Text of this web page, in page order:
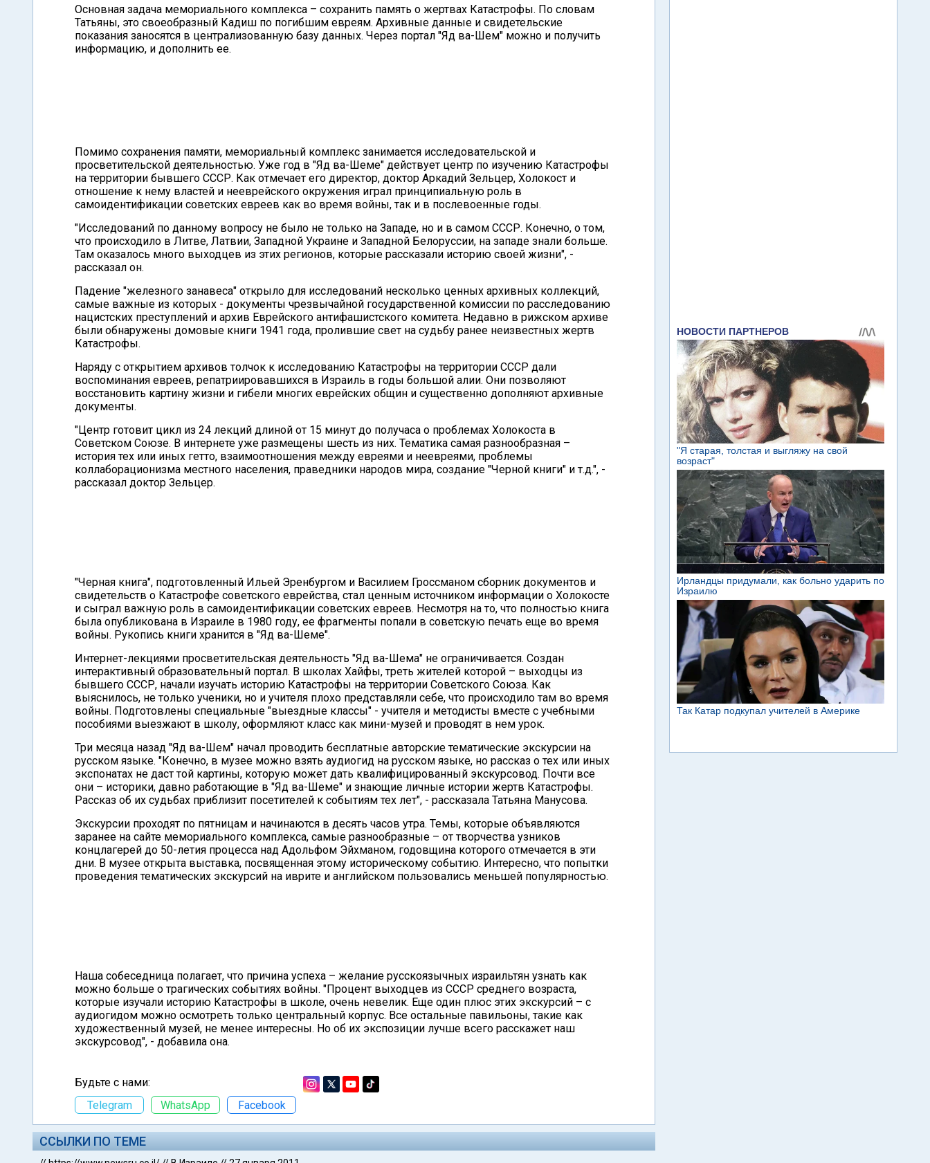
Основная задача мемориального комплекса – сохранить память о жертвах Катастрофы. По словам
Татьяны, это своеобразный Кадиш по погибшим евреям. Архивные данные и свидетельские
показания заносятся в централизованную базу данных. Через портал "Яд ва-Шем" можно и получить
информацию, и дополнить ее.
Помимо сохранения памяти, мемориальный комплекс занимается исследовательской и
просветительской деятельностью. Уже год в "Яд ва-Шеме" действует центр по изучению Катастрофы
на территории бывшего СССР. Как отмечает его директор, доктор Аркадий Зельцер, Холокост и
отношение к нему властей и нееврейского окружения играл принципиальную роль в
самоидентификации советских евреев как во время войны, так и в послевоенные годы.
"Исследований по данному вопросу не было не только на Западе, но и в самом СССР. Конечно, о том,
что происходило в Литве, Латвии, Западной Украине и Западной Белоруссии, на западе знали больше.
Там оказалось много выходцев из этих регионов, которые рассказали историю своей жизни", -
рассказал он.
Падение "железного занавеса" открыло для исследований несколько ценных архивных коллекций,
самые важные из которых - документы чрезвычайной государственной комиссии по расследованию
нацистских преступлений и архив Еврейского антифашистского комитета. Недавно в рижском архиве
были обнаружены домовые книги 1941 года, пролившие свет на судьбу ранее неизвестных жертв
Катастрофы.
Наряду с открытием архивов толчок к исследованию Катастрофы на территории СССР дали
воспоминания евреев, репатриировавшихся в Израиль в годы большой алии. Они позволяют
восстановить картину жизни и гибели многих еврейских общин и существенно дополняют архивные
документы.
"Центр готовит цикл из 24 лекций длиной от 15 минут до получаса о проблемах Холокоста в
Советском Союзе. В интернете уже размещены шесть из них. Тематика самая разнообразная –
история тех или иных гетто, взаимоотношения между евреями и неевреями, проблемы
коллаборационизма местного населения, праведники народов мира, создание "Черной книги" и т.д.", -
рассказал доктор Зельцер.
"Черная книга", подготовленный Ильей Эренбургом и Василием Гроссманом сборник документов и
свидетельств о Катастрофе советского еврейства, стал ценным источником информации о Холокосте
и сыграл важную роль в самоидентификации советских евреев. Несмотря на то, что полностью книга
была опубликована в Израиле в 1980 году, ее фрагменты попали в советскую печать еще во время
войны. Рукопись книги хранится в "Яд ва-Шеме".
Интернет-лекциями просветительская деятельность "Яд ва-Шема" не ограничивается. Создан
интерактивный образовательный портал. В школах Хайфы, треть жителей которой – выходцы из
бывшего СССР, начали изучать историю Катастрофы на территории Советского Союза. Как
выяснилось, не только ученики, но и учителя плохо представляли себе, что происходило там во время
войны. Подготовлены специальные "выездные классы" - учителя и методисты вместе с учебными
пособиями выезжают в школу, оформляют класс как мини-музей и проводят в нем урок.
Три месяца назад "Яд ва-Шем" начал проводить бесплатные авторские тематические экскурсии на
русском языке. "Конечно, в музее можно взять аудиогид на русском языке, но рассказ о тех или иных
экспонатах не даст той картины, которую может дать квалифицированный экскурсовод. Почти все
они – историки, давно работающие в "Яд ва-Шеме" и знающие личные истории жертв Катастрофы.
Рассказ об их судьбах приблизит посетителей к событиям тех лет", - рассказала Татьяна Манусова.
Экскурсии проходят по пятницам и начинаются в десять часов утра. Темы, которые объявляются
заранее на сайте мемориального комплекса, самые разнообразные – от творчества узников
концлагерей до 50-летия процесса над Адольфом Эйхманом, годовщина которого отмечается в эти
дни. В музее открыта выставка, посвященная этому историческому событию. Интересно, что попытки
проведения тематических экскурсий на иврите и английском пользовались меньшей популярностью.
Наша собеседница полагает, что причина успеха – желание русскоязычных израильтян узнать как
можно больше о трагических событиях войны. "Процент выходцев из СССР среднего возраста,
которые изучали историю Катастрофы в школе, очень невелик. Еще один плюс этих экскурсий – с
аудиогидом можно осмотреть только центральный корпус. Все остальные павильоны, такие как
художественный музей, не менее интересны. Но об их экспозиции лучше всего расскажет наш
экскурсовод", - добавила она.
Будьте с нами:
Telegram
WhatsApp Facebook
ССЫЛКИ ПО ТЕМЕ